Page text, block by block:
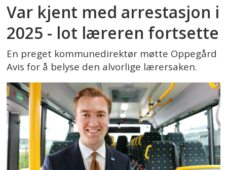
Var kjent med arrestasjon i
2025 - lot læreren fortsette
En preget kommunedirektør møtte Oppegård
Avis for å belyse den alvorlige lærersaken.